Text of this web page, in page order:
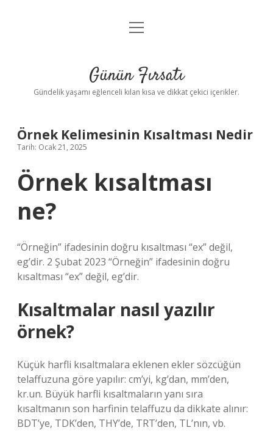
Anasayfa
Yasal Uyarı
menüyü
Günün Fırsatı
Gündelik yaşamı eğlenceli kılan kısa ve dikkat çekici içerikler.
Örnek Kelimesinin Kısaltması Nedir
Tarih: Ocak 21, 2025
Örnek kısaltması
ne?
“Örneğin” ifadesinin doğru kısaltması “ex” değil,
eg’dir. 2 Şubat 2023 “Örneğin” ifadesinin doğru
kısaltması “ex” değil, eg’dir.
Kısaltmalar nasıl yazılır
örnek?
Küçük harfli kısaltmalara eklenen ekler sözcüğün
telaffuzuna göre yapılır: cm’yi, kg’dan, mm’den,
kr.un. Büyük harfli kısaltmaların yanı sıra
kısaltmanın son harfinin telaffuzu da dikkate alınır:
BDT’ye, TDK’den, THY’de, TRT’den, TL’nın, vb.